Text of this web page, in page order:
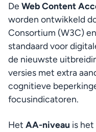
De Web Content
worden ontwikkeld
Consortium (W3C)
standaard voor
de nieuwste
versies met extra
cognitieve
focusindicatoren.
Het AA-niveau is